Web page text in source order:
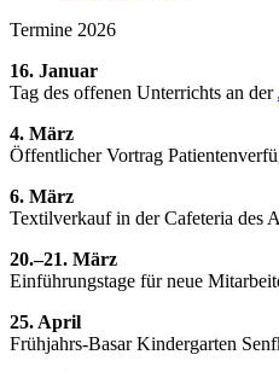
Termine 2026
16. Januar
Tag des offenen Unterrichts an der
4. März
Öffentlicher Vortrag
6. März
Textilverkauf in der Cafeteria des
20.–21. März
Einführungstage für neue
25. April
Frühjahrs-Basar Kindergarten